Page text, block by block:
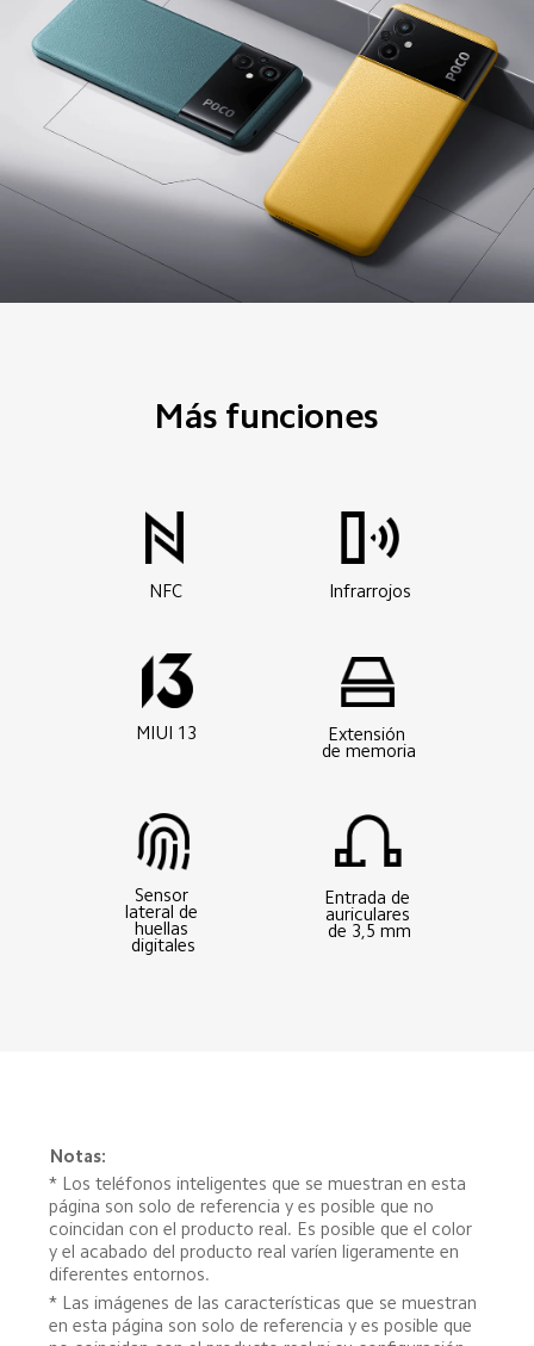
Más funciones
NFC Infrarrojos
MIUI 13
Extensión
de memoria
Sensor
lateral de
huellas
digitales
Entrada de
auriculares
de 3,5 mm
Notas:
* Los teléfonos inteligentes que se muestran en esta
página son solo de referencia y es posible que no
coincidan con el producto real. Es posible que el color
y el acabado del producto real varíen ligeramente en
diferentes entornos.
* Las imágenes de las características que se muestran
en esta página son solo de referencia y es posible que